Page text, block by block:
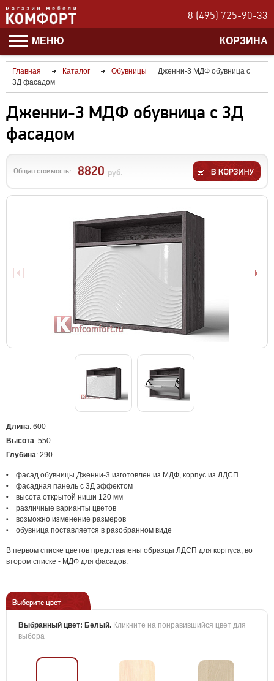
8 (495) 725-90-33
МЕНЮ КОРЗИНА
Главная Каталог Обувницы
Дженни-3 МДФ обувница с
3Д фасадом
Дженни-3 МДФ обувница с 3Д
фасадом
Общая стоимость: 8820 руб.
Длина: 600
Высота: 550
Глубина: 290
фасад обувницы Дженни-3 изготовлен из МДФ, корпус из ЛДСП
фасадная панель с 3Д эффектом
высота открытой ниши 120 мм
различные варианты цветов
возможно изменение размеров
обувница поставляется в разобранном виде
В первом списке цветов представлены образцы ЛДСП для корпуса, во
втором списке - МДФ для фасадов.
Выберите цвет
Выбранный цвет: Белый. Кликните на понравившийся цвет для
выбора